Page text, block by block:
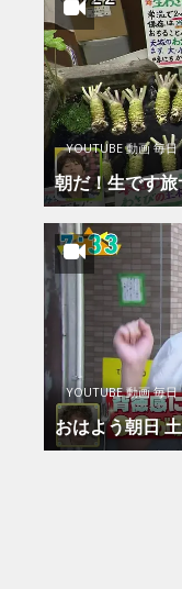
YOUTUBE 動画 毎日
朝だ！生です
YOUTUBE 動画 毎日
おはよう朝日